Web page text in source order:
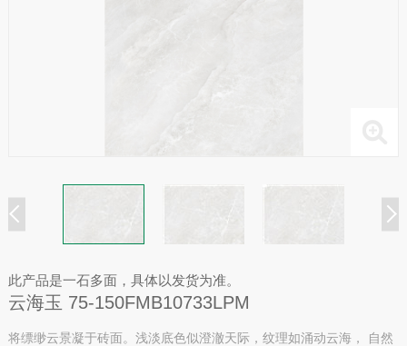
此产品是一石多面，具体以发货为准。
云海玉 75-150FMB10733LPM
将缥缈云景凝于砖面。浅淡底色似澄澈天际，纹理如涌动云海， 自然